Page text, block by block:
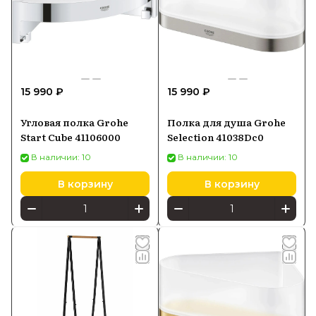
15 990 ₽
Угловая полка Grohe
Start Cube 41106000
В наличии: 10
В корзину
15 990 ₽
Полка для душа Grohe
Selection 41038Dc0
В наличии: 10
В корзину